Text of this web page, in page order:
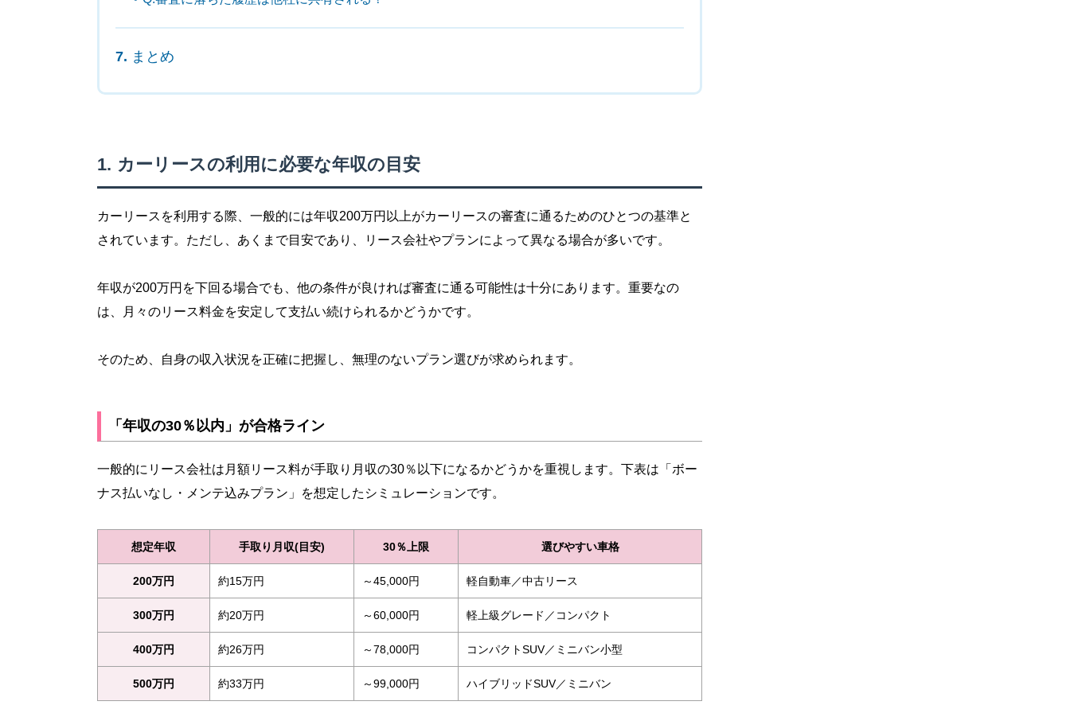
まとめ
カーリースの利用に必要な年収の目安
カーリースを利用する際、一般的には年収200万円以上がカーリースの審査に通るためのひとつの基準と
されています。ただし、あくまで目安であり、リース会社やプランによって異なる場合が多いです。
年収が200万円を下回る場合でも、他の条件が良ければ審査に通る可能性は十分にあります。重要なの
は、月々のリース料金を安定して支払い続けられるかどうかです。
そのため、自身の収入状況を正確に把握し、無理のないプラン選びが求められます。
「年収の30％以内」が合格ライン
一般的にリース会社は月額リース料が手取り月収の30％以下になるかどうかを重視します。下表は「ボー
ナス払いなし・メンテ込みプラン」を想定したシミュレーションです。
想定年収 手取り月収(目安) 30％上限 選びやすい車格
200万円 約15万円 ～45,000円 軽自動車／中古リース
300万円 約20万円 ～60,000円 軽上級グレード／コンパクト
400万円 約26万円 ～78,000円 コンパクトSUV／ミニバン小型
500万円 約33万円 ～99,000円 ハイブリッドSUV／ミニバン